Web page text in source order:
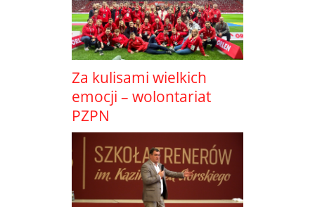
Za kulisami wielkich
emocji – wolontariat
PZPN